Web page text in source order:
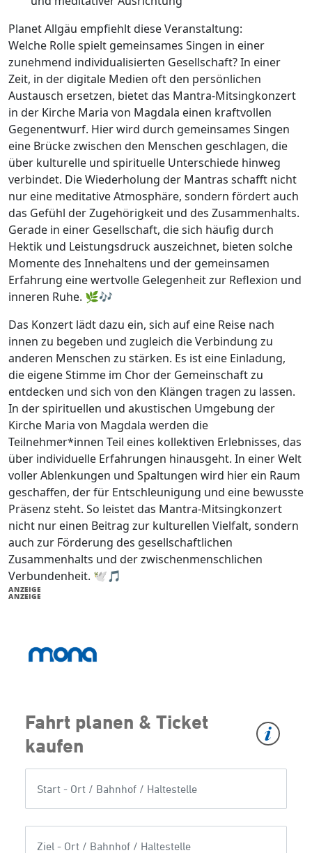
Planet Allgäu empfiehlt diese Veranstaltung:
Welche Rolle spielt gemeinsames Singen in einer
zunehmend individualisierten Gesellschaft? In einer
Zeit, in der digitale Medien oft den persönlichen
Austausch ersetzen, bietet das Mantra-Mitsingkonzert
in der Kirche Maria von Magdala einen kraftvollen
Gegenentwurf. Hier wird durch gemeinsames Singen
eine Brücke zwischen den Menschen geschlagen, die
über kulturelle und spirituelle Unterschiede hinweg
verbindet. Die Wiederholung der Mantras schafft nicht
nur eine meditative Atmosphäre, sondern fördert auch
das Gefühl der Zugehörigkeit und des Zusammenhalts.
Gerade in einer Gesellschaft, die sich häufig durch
Hektik und Leistungsdruck auszeichnet, bieten solche
Momente des Innehaltens und der gemeinsamen
Erfahrung eine wertvolle Gelegenheit zur Reflexion und
inneren Ruhe. 🌿🎶
Das Konzert lädt dazu ein, sich auf eine Reise nach
innen zu begeben und zugleich die Verbindung zu
anderen Menschen zu stärken. Es ist eine Einladung,
die eigene Stimme im Chor der Gemeinschaft zu
entdecken und sich von den Klängen tragen zu lassen.
In der spirituellen und akustischen Umgebung der
Kirche Maria von Magdala werden die
Teilnehmer*innen Teil eines kollektiven Erlebnisses, das
über individuelle Erfahrungen hinausgeht. In einer Welt
voller Ablenkungen und Spaltungen wird hier ein Raum
geschaffen, der für Entschleunigung und eine bewusste
Präsenz steht. So leistet das Mantra-Mitsingkonzert
nicht nur einen Beitrag zur kulturellen Vielfalt, sondern
auch zur Förderung des gesellschaftlichen
Zusammenhalts und der zwischenmenschlichen
Verbundenheit. 🕊️🎵
ANZEIGE
ANZEIGE